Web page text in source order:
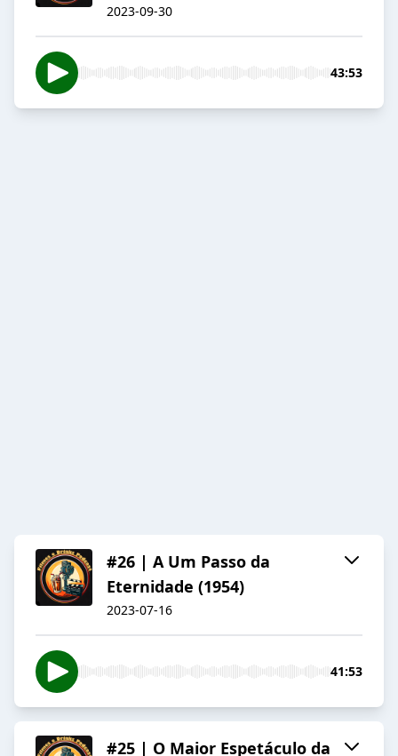
2023-09-30
43:53
#26 | A Um Passo da
Eternidade (1954)
2023-07-16
41:53
#25 | O Maior Espetáculo da